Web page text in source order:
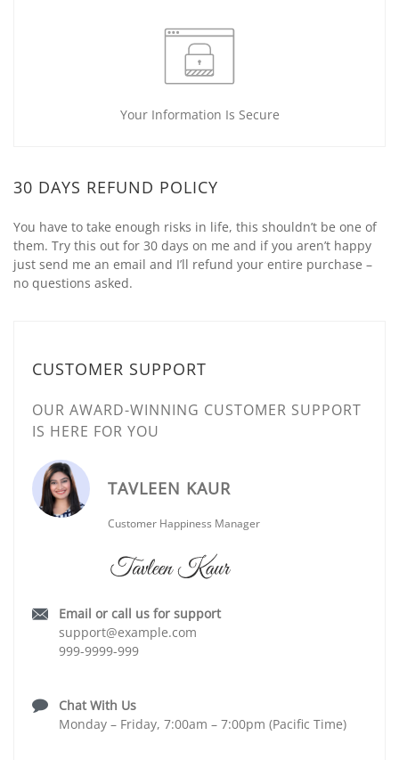
Your Information Is Secure
30 DAYS REFUND POLICY
You have to take enough risks in life, this shouldn’t be one of
them. Try this out for 30 days on me and if you aren’t happy
just send me an email and I’ll refund your entire purchase –
no questions asked.
CUSTOMER SUPPORT
OUR AWARD-WINNING CUSTOMER SUPPORT
IS HERE FOR YOU
TAVLEEN KAUR
Customer Happiness Manager
Email or call us for support
support@example.com
999-9999-999
Chat With Us
Monday – Friday, 7:00am – 7:00pm (Pacific Time)